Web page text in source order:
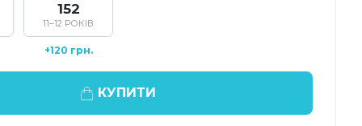
152
11–12 РОКІВ
+120 грн.
КУПИТИ